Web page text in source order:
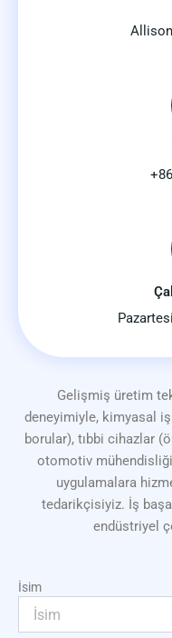
Gelişmiş üretim
deneyimiyle, kimyasal
borular), tıbbi cihazlar
otomotiv mühendisliği
uygulamalara
tedarikçisiyiz. İş
endüstriyel
İsim